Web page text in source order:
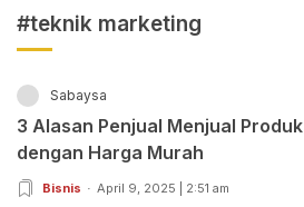
#teknik marketing
Sabaysa
3 Alasan Penjual Menjual Produk
dengan Harga Murah
Bisnis April 9, 2025 | 2:51 am